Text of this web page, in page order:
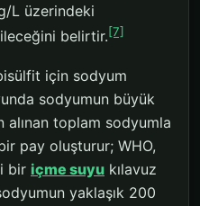
L üzerindeki
belirtir.[7]
için sodyum
sodyumun büyük
alınan toplam sodyumla
pay oluşturur; WHO,
bir içme suyu kılavuz
yaklaşık 200